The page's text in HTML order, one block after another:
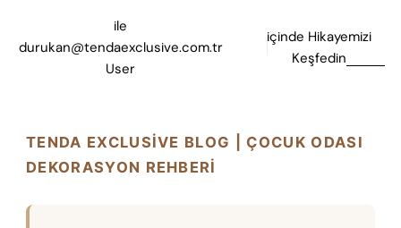
ile
durukan@tendaexclusive.com.tr
User
içinde Hikayemizi
Keşfedin
TENDA EXCLUSIVE BLOG | ÇOCUK ODASI
DEKORASYON REHBERI